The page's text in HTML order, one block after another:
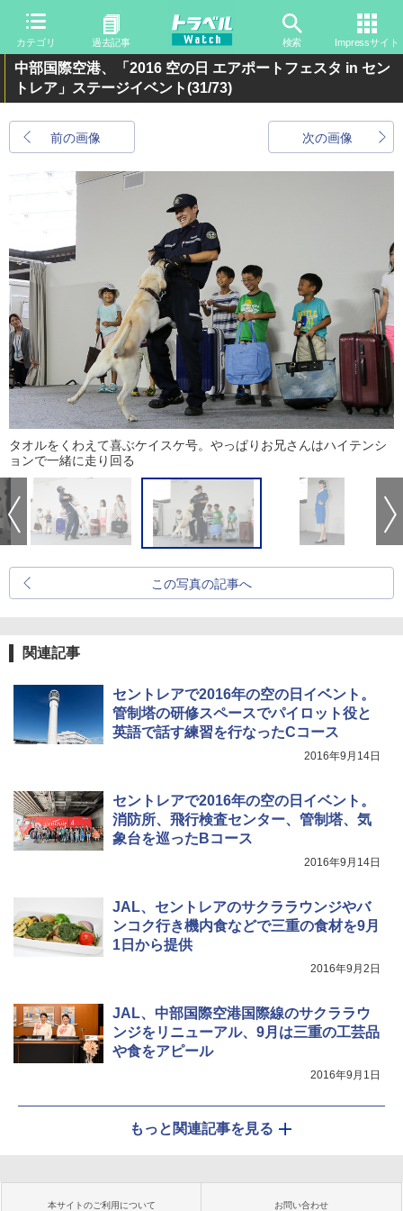
カテゴリ 過去記事 検索 Impressサイト
中部国際空港、「2016 空の日 エアポートフェスタ in セン
トレア」ステージイベント(31/73)
前の画像 次の画像
タオルをくわえて喜ぶケイスケ号。やっぱりお兄さんはハイテンシ
ョンで一緒に走り回る
この写真の記事へ
関連記事
セントレアで2016年の空の日イベント。
管制塔の研修スペースでパイロット役と
英語で話す練習を行なったCコース
2016年9月14日
セントレアで2016年の空の日イベント。
消防所、飛行検査センター、管制塔、気
象台を巡ったBコース
2016年9月14日
JAL、セントレアのサクララウンジやバ
ンコク行き機内食などで三重の食材を9月
1日から提供
2016年9月2日
JAL、中部国際空港国際線のサクララウ
ンジをリニューアル、9月は三重の工芸品
や食をアピール
2016年9月1日
もっと関連記事を見る
本サイトのご利用について お問い合わせ